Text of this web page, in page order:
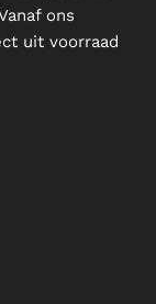
ons
uit voorraad